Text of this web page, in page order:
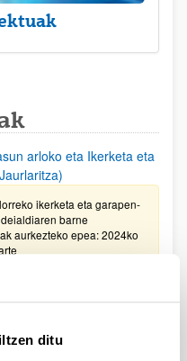
ditu
arloko eta Ikerketa eta
ikerketa eta garapen-
barne
aurkezteko epea: 2024ko
Berrikuntza Sarea
7an bukatuko da,